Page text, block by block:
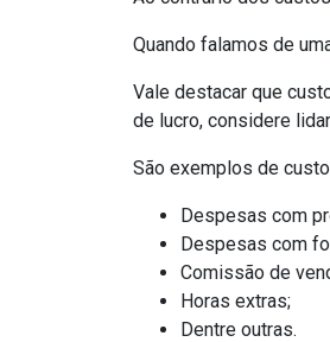
Quando falamos de
Vale destacar que
de lucro, considere
São exemplos de
Despesas com
Despesas com
Comissão de
Horas extras;
Dentre outras.